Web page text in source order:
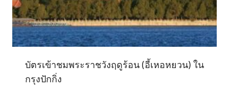
บัตรเข้าชมพระราชวังฤดูร้อน (อี้เหอหยวน) ใน
กรุงปักกิ่ง